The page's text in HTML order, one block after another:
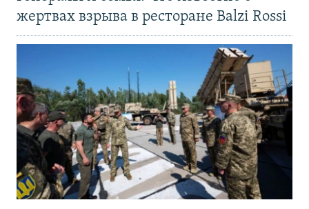
жертвах взрыва в ресторане Balzi Rossi